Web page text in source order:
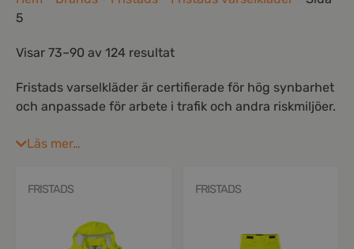
5
Visar 73–90 av 124 resultat
Fristads varselkläder är certifierade för hög synbarhet
och anpassade för arbete i trafik och andra riskmiljöer.
och overaller i olika varselklasser och
bra passform och funktionella detaljer för daglig
Läs mer…
FRISTADS FRISTADS